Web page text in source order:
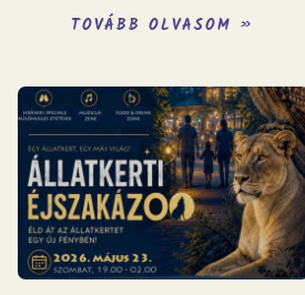
TOVÁBB OLVASOM »